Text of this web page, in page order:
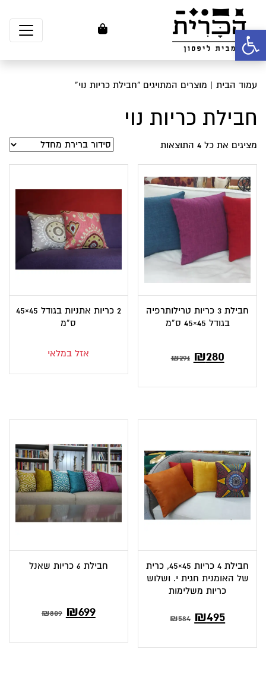
פתח סרגל נגישות
עמוד הבית | מוצרים המתויגים “חבילת כריות נוי”
חבילת כריות נוי
מציגים את כל ⁦4⁩ התוצאות
חבילת 3 כריות טרילותרפיה
בגודל 45×45 ס”מ
₪291 המחיר
₪291.
₪280המחיר
₪280.
2 כריות אתניות בגודל 45×45
ס”מ
אזל במלאי
חבילת 4 כריות 45×45, כרית
של האומנית חגית י. ושלוש
כריות משלימות
₪584 המחיר
₪495המחיר
חבילת 6 כריות שאנל
₪809 המחיר
₪699המחיר